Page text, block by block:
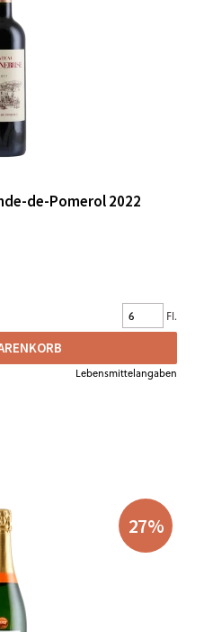
de-Pomerol 2022
Fl.
Lebensmittelangaben
27%